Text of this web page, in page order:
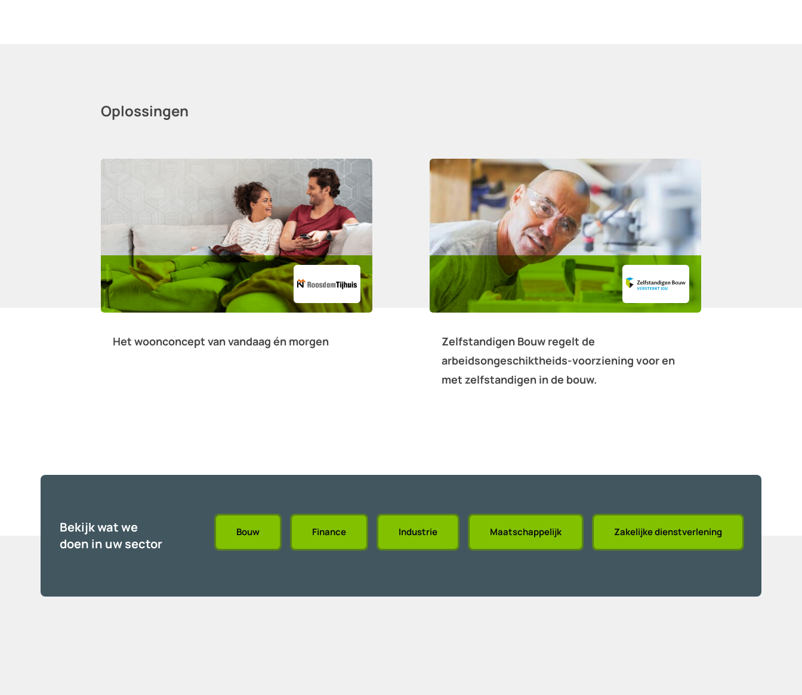
Oplossingen
Het woonconcept van vandaag én morgen
Zelfstandigen Bouw regelt de
arbeidsongeschiktheids-voorziening voor en
met zelfstandigen in de bouw.
Bekijk wat we
doen in uw sector
Bouw Finance Industrie Maatschappelijk Zakelijke dienstverlening